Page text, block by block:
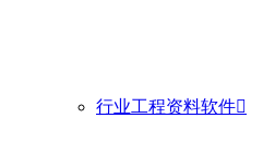
行业工程资料软件